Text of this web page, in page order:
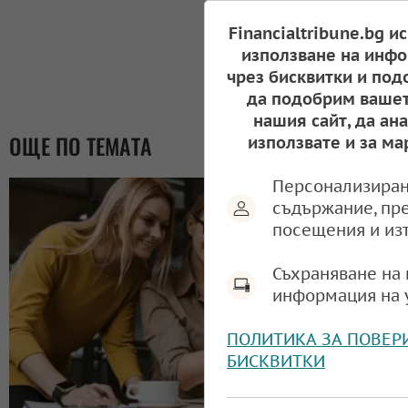
ОЩЕ ПО ТЕМАТА
Financialtribune.bg
използване на
чрез бисквитки и
да подобрим
нашия сайт, да
използвате и за
съдържание,
посещения и
Съхраняване
информация на
ПОЛИТИКА ЗА
БИСКВИТКИ